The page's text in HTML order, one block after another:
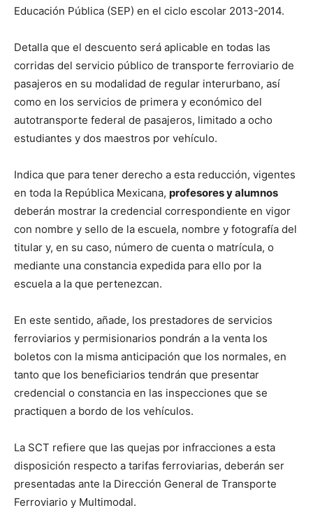
Educación Pública (SEP) en el ciclo escolar 2013-2014.
Detalla que el descuento será aplicable en todas las
corridas del servicio público de transporte ferroviario de
pasajeros en su modalidad de regular interurbano, así
como en los servicios de primera y económico del
autotransporte federal de pasajeros, limitado a ocho
estudiantes y dos maestros por vehículo.
Indica que para tener derecho a esta reducción, vigentes
en toda la República Mexicana, profesores y alumnos
deberán mostrar la credencial correspondiente en vigor
con nombre y sello de la escuela, nombre y fotografía del
titular y, en su caso, número de cuenta o matrícula, o
mediante una constancia expedida para ello por la
escuela a la que pertenezcan.
En este sentido, añade, los prestadores de servicios
ferroviarios y permisionarios pondrán a la venta los
boletos con la misma anticipación que los normales, en
tanto que los beneficiarios tendrán que presentar
credencial o constancia en las inspecciones que se
practiquen a bordo de los vehículos.
La SCT refiere que las quejas por infracciones a esta
disposición respecto a tarifas ferroviarias, deberán ser
presentadas ante la Dirección General de Transporte
Ferroviario y Multimodal.